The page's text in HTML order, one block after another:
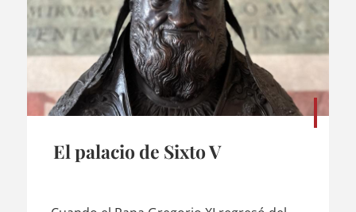
El palacio de Sixto V